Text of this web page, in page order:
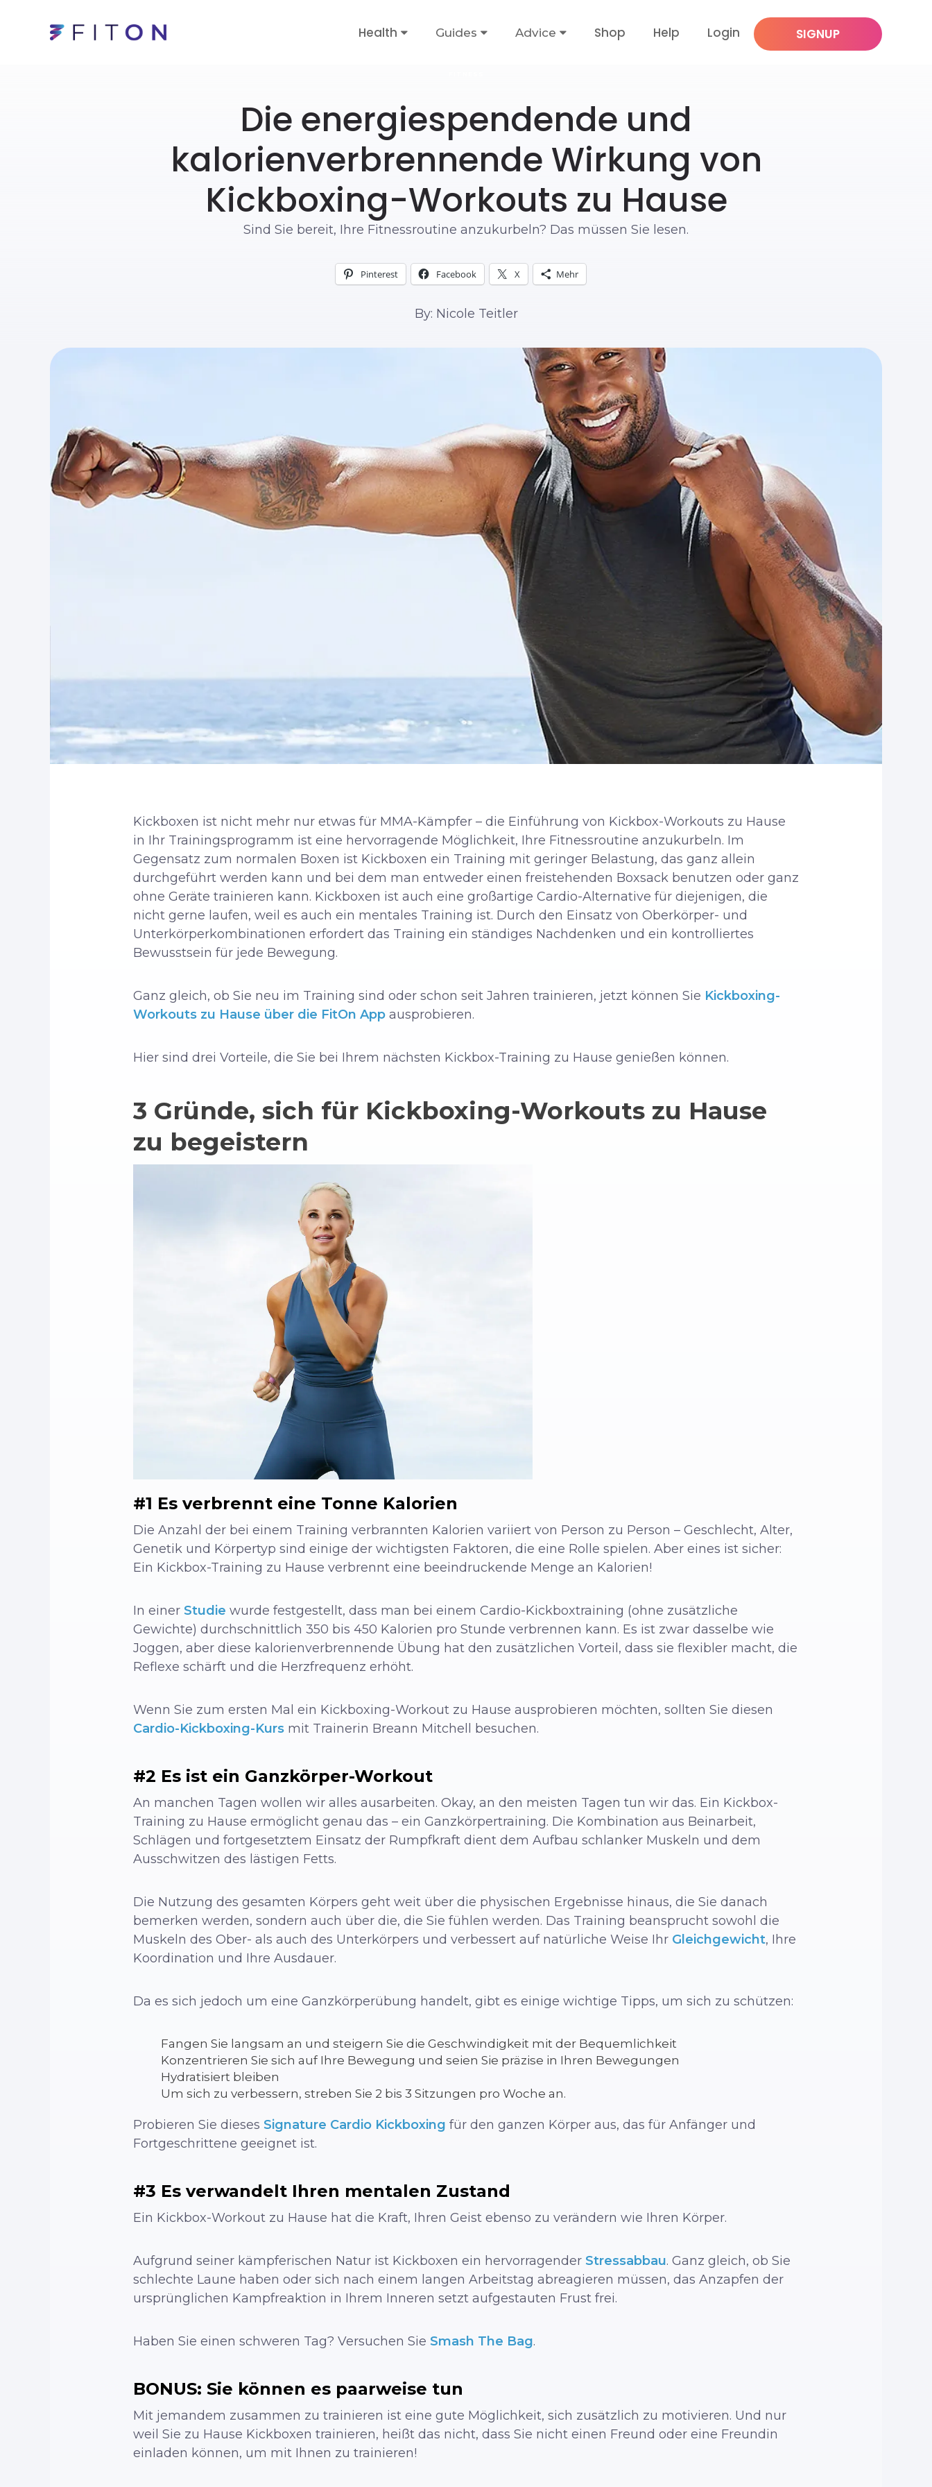
Health Guides Advice Shop Help Login SIGNUP
Die energiespendende und
kalorienverbrennende Wirkung von
Kickboxing-Workouts zu Hause
Sind Sie bereit, Ihre Fitnessroutine anzukurbeln? Das müssen Sie lesen.
Pinterest Facebook X Mehr
By: Nicole Teitler
Kickboxen ist nicht mehr nur etwas für MMA-Kämpfer – die Einführung von Kickbox-Workouts zu Hause
in Ihr Trainingsprogramm ist eine hervorragende Möglichkeit, Ihre Fitnessroutine anzukurbeln. Im
Gegensatz zum normalen Boxen ist Kickboxen ein Training mit geringer Belastung, das ganz allein
durchgeführt werden kann und bei dem man entweder einen freistehenden Boxsack benutzen oder ganz
ohne Geräte trainieren kann. Kickboxen ist auch eine großartige Cardio-Alternative für diejenigen, die
nicht gerne laufen, weil es auch ein mentales Training ist. Durch den Einsatz von Oberkörper- und
Unterkörperkombinationen erfordert das Training ein ständiges Nachdenken und ein kontrolliertes
Bewusstsein für jede Bewegung.
Ganz gleich, ob Sie neu im Training sind oder schon seit Jahren trainieren, jetzt können Sie Kickboxing-
Workouts zu Hause über die FitOn App ausprobieren.
Hier sind drei Vorteile, die Sie bei Ihrem nächsten Kickbox-Training zu Hause genießen können.
3 Gründe, sich für Kickboxing-Workouts zu Hause
zu begeistern
#1 Es verbrennt eine Tonne Kalorien
Die Anzahl der bei einem Training verbrannten Kalorien variiert von Person zu Person – Geschlecht, Alter,
Genetik und Körpertyp sind einige der wichtigsten Faktoren, die eine Rolle spielen. Aber eines ist sicher:
Ein Kickbox-Training zu Hause verbrennt eine beeindruckende Menge an Kalorien!
In einer Studie wurde festgestellt, dass man bei einem Cardio-Kickboxtraining (ohne zusätzliche
Gewichte) durchschnittlich 350 bis 450 Kalorien pro Stunde verbrennen kann. Es ist zwar dasselbe wie
Joggen, aber diese kalorienverbrennende Übung hat den zusätzlichen Vorteil, dass sie flexibler macht, die
Reflexe schärft und die Herzfrequenz erhöht.
Wenn Sie zum ersten Mal ein Kickboxing-Workout zu Hause ausprobieren möchten, sollten Sie diesen
Cardio-Kickboxing-Kurs mit Trainerin Breann Mitchell besuchen.
#2 Es ist ein Ganzkörper-Workout
An manchen Tagen wollen wir alles ausarbeiten. Okay, an den meisten Tagen tun wir das. Ein Kickbox-
Training zu Hause ermöglicht genau das – ein Ganzkörpertraining. Die Kombination aus Beinarbeit,
Schlägen und fortgesetztem Einsatz der Rumpfkraft dient dem Aufbau schlanker Muskeln und dem
Ausschwitzen des lästigen Fetts.
Die Nutzung des gesamten Körpers geht weit über die physischen Ergebnisse hinaus, die Sie danach
bemerken werden, sondern auch über die, die Sie fühlen werden. Das Training beansprucht sowohl die
Muskeln des Ober- als auch des Unterkörpers und verbessert auf natürliche Weise Ihr Gleichgewicht, Ihre
Koordination und Ihre Ausdauer.
Da es sich jedoch um eine Ganzkörperübung handelt, gibt es einige wichtige Tipps, um sich zu schützen:
Fangen Sie langsam an und steigern Sie die Geschwindigkeit mit der Bequemlichkeit
Konzentrieren Sie sich auf Ihre Bewegung und seien Sie präzise in Ihren Bewegungen
Hydratisiert bleiben
Um sich zu verbessern, streben Sie 2 bis 3 Sitzungen pro Woche an.
Probieren Sie dieses Signature Cardio Kickboxing für den ganzen Körper aus, das für Anfänger und
Fortgeschrittene geeignet ist.
#3 Es verwandelt Ihren mentalen Zustand
Ein Kickbox-Workout zu Hause hat die Kraft, Ihren Geist ebenso zu verändern wie Ihren Körper.
Aufgrund seiner kämpferischen Natur ist Kickboxen ein hervorragender Stressabbau. Ganz gleich, ob Sie
schlechte Laune haben oder sich nach einem langen Arbeitstag abreagieren müssen, das Anzapfen der
ursprünglichen Kampfreaktion in Ihrem Inneren setzt aufgestauten Frust frei.
Haben Sie einen schweren Tag? Versuchen Sie Smash The Bag.
BONUS: Sie können es paarweise tun
Mit jemandem zusammen zu trainieren ist eine gute Möglichkeit, sich zusätzlich zu motivieren. Und nur
weil Sie zu Hause Kickboxen trainieren, heißt das nicht, dass Sie nicht einen Freund oder eine Freundin
einladen können, um mit Ihnen zu trainieren!